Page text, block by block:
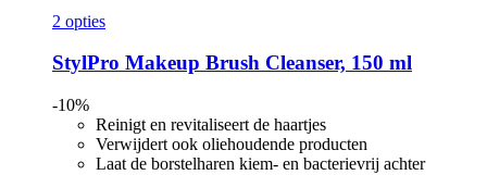
2 opties
StylPro Makeup Brush Cleanser, 150 ml
-10%
Reinigt en revitaliseert de haartjes
Verwijdert ook oliehoudende producten
Laat de borstelharen kiem- en bacterievrij achter